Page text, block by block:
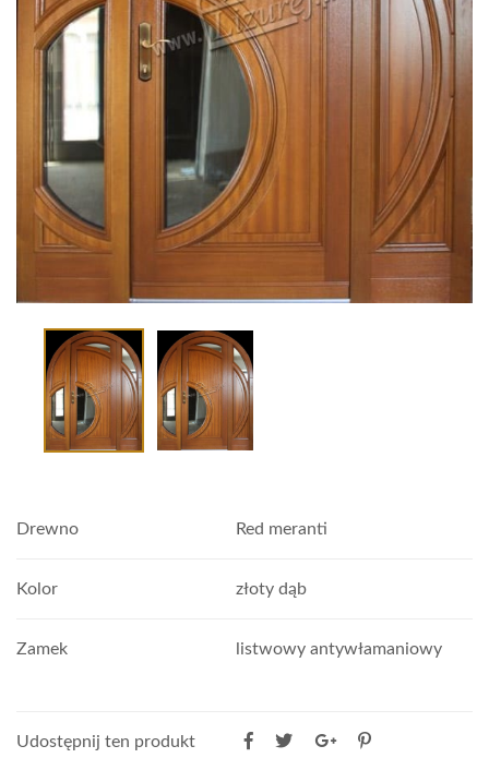
Drewno Red meranti
Kolor złoty dąb
Zamek listwowy antywłamaniowy
Udostępnij ten produkt